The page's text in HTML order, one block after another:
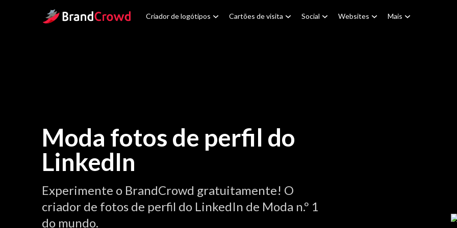
Site Logo Criador de logótipos Cartões de visita Social Websites Mais
Moda fotos de perfil do
LinkedIn
Experimente o BrandCrowd gratuitamente! O
criador de fotos de perfil do LinkedIn de Moda n.º 1
do mundo.